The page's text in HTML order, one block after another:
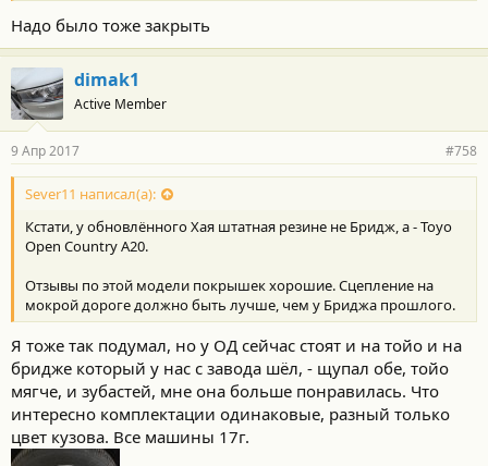
Надо было тоже закрыть
dimak1
Active Member
9 Апр 2017 #758
Sever11 написал(а):
Кстати, у обновлённого Хая штатная резине не Бридж, а - Toyo
Open Country A20.
Отзывы по этой модели покрышек хорошие. Сцепление на
мокрой дороге должно быть лучше, чем у Бриджа прошлого.
Я тоже так подумал, но у ОД сейчас стоят и на тойо и на
бридже который у нас с завода шёл, - щупал обе, тойо
мягче, и зубастей, мне она больше понравилась. Что
интересно комплектации одинаковые, разный только
цвет кузова. Все машины 17г.